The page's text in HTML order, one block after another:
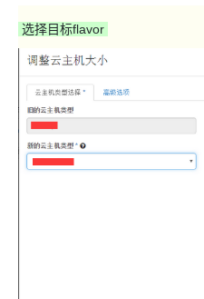
选择目标flavor